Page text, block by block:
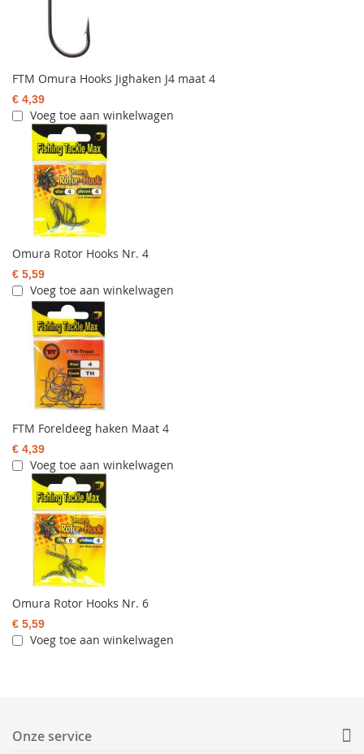
FTM Omura Hooks Jighaken J4 maat 4
€ 4,39
Voeg toe aan winkelwagen
Omura Rotor Hooks Nr. 4
€ 5,59
Voeg toe aan winkelwagen
FTM Foreldeeg haken Maat 4
€ 4,39
Voeg toe aan winkelwagen
Omura Rotor Hooks Nr. 6
€ 5,59
Voeg toe aan winkelwagen
Onze service